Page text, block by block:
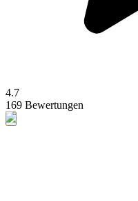
4.7
169 Bewertungen